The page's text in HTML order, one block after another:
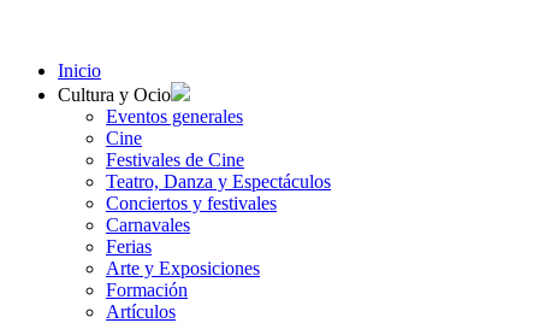
Inicio
Cultura y Ocio
Eventos generales
Cine
Festivales de Cine
Teatro, Danza y Espectáculos
Conciertos y festivales
Carnavales
Ferias
Arte y Exposiciones
Formación
Artículos